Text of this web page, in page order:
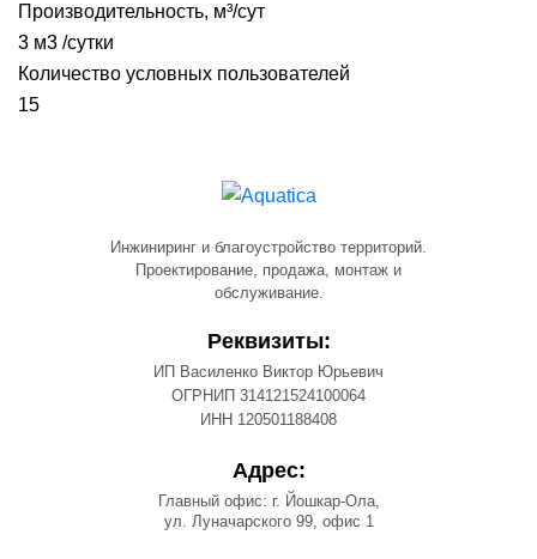
Производительность, м³/сут
3 м3 /сутки
Количество условных пользователей
15
Инжиниринг и благоустройство территорий.
Проектирование, продажа, монтаж и
обслуживание.
Реквизиты:
ИП Василенко Виктор Юрьевич
ОГРНИП 314121524100064
ИНН 120501188408
Адрес:
Главный офис: г. Йошкар-Ола,
ул. Луначарского 99, офис 1